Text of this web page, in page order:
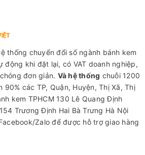
thống chuyển đổi số ngành bánh kem
động khi đặt lại, có VAT doanh nghiệp,
đơn giản. Và hệ thống chuỗi 1200
các TP, Quận, Huyện, Thị Xã, Thị
kem TPHCM130 Lê Quang Định
154 Trương Định Hai Bà Trưng Hà Nội
Zalo để được hỗ trợ giao hàng